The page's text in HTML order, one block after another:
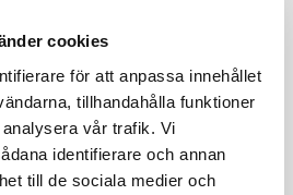
cookies
för att anpassa innehållet
tillhandahålla funktioner
vår trafik. Vi
identifierare och annan
till de sociala medier och
6
Contact
Rön november 2022*
infraröda termometer kan du mäta
på 1 sekund och den är mer